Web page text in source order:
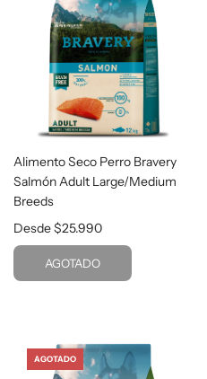
Alimento Seco Perro Bravery
Salmón Adult Large/Medium
Breeds
Desde$25.990
AGOTADO
AGOTADO